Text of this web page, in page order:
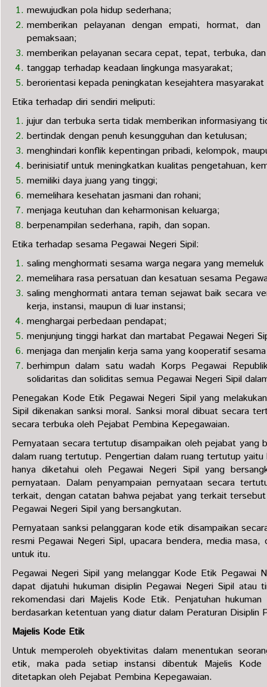
mewujudkan pola hidup sederhana;
memberikan pelayanan dengan empati, hormat,
pemaksaan;
memberikan pelayanan secara cepat, tepat, terbuka,
tanggap terhadap keadaan lingkunga masyarakat;
berorientasi kepada peningkatan kesejahtera
Etika terhadap diri sendiri meliputi:
jujur dan terbuka serta tidak memberikan informasiyang
bertindak dengan penuh kesungguhan dan ketulusan;
menghindari konflik kepentingan pribadi, kelompok,
berinisiatif untuk meningkatkan kualitas pengetahuan,
memiliki daya juang yang tinggi;
memelihara kesehatan jasmani dan rohani;
menjaga keutuhan dan keharmonisan keluarga;
berpenampilan sederhana, rapih, dan sopan.
Etika terhadap sesama Pegawai Negeri Sipil:
saling menghormati sesama warga negara yang
memelihara rasa persatuan dan kesatuan sesama
saling menghormati antara teman sejawat baik secara
kerja, instansi, maupun di luar instansi;
menghargai perbedaan pendapat;
menjunjung tinggi harkat dan martabat Pegawai Negeri
menjaga dan menjalin kerja sama yang kooperatif
berhimpun dalam satu wadah Korps Pegawai
solidaritas dan soliditas semua Pegawai Negeri Sipil
Penegakan Kode Etik Pegawai Negeri Sipil yang
Sipil dikenakan sanksi moral. Sanksi moral dibuat secara
secara terbuka oleh Pejabat Pembina Kepegawaian.
Pernyataan secara tertutup disampaikan oleh pejabat yang
dalam ruang tertutup. Pengertian dalam ruang tertutup
hanya diketahui oleh Pegawai Negeri Sipil yang
pernyataan. Dalam penyampaian pernyataan secara
terkait, dengan catatan bahwa pejabat yang terkait
Pegawai Negeri Sipil yang bersangkutan.
Pernyataan sanksi pelanggaran kode etik disampaikan
resmi Pegawai Negeri Sipl, upacara bendera, media masa,
untuk itu.
Pegawai Negeri Sipil yang melanggar Kode Etik Pegawai
dapat dijatuhi hukuman disiplin Pegawai Negeri Sipil atau
rekomendasi dari Majelis Kode Etik. Penjatuhan
berdasarkan ketentuan yang diatur dalam Peraturan Disiplin
Majelis Kode Etik
Untuk memperoleh obyektivitas dalam menentukan
etik, maka pada setiap instansi dibentuk Majelis
ditetapkan oleh Pejabat Pembina Kepegawaian.